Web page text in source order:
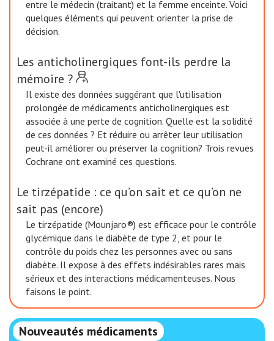
entre le médecin (traitant) et la femme enceinte. Voici
quelques éléments qui peuvent orienter la prise de
décision.
Les anticholinergiques font-ils perdre la
mémoire ?
Il existe des données suggérant que l'utilisation
prolongée de médicaments anticholinergiques est
associée à une perte de cognition. Quelle est la solidité
de ces données ? Et réduire ou arrêter leur utilisation
peut-il améliorer ou préserver la cognition? Trois revues
Cochrane ont examiné ces questions.
Le tirzépatide : ce qu’on sait et ce qu’on ne
sait pas (encore)
Le tirzépatide (Mounjaro®) est efficace pour le contrôle
glycémique dans le diabète de type 2, et pour le
contrôle du poids chez les personnes avec ou sans
diabète. Il expose à des effets indésirables rares mais
sérieux et des interactions médicamenteuses. Nous
faisons le point.
Nouveautés médicaments